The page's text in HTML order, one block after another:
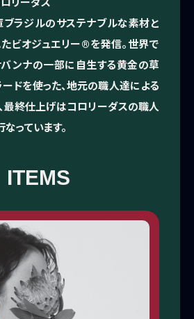
ロリーダス
ラジルのサステナブルな素材と
ビオジュエリー®を発信。世界で
ンナの一部に自生する黄金の草
ードを使った、地元の職人達による
最終仕上げはコロリーダスの職人
っています。
ITEMS